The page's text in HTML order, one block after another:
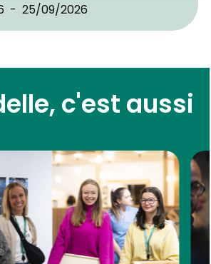
25/09/2026
c'est aussi